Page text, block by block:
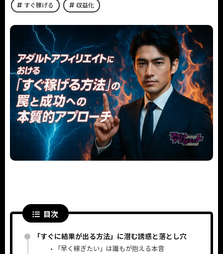
すぐ稼げる 収益化
目次
「すぐに結果が出る方法」に潜む誘惑と落とし穴
「早く稼ぎたい」は誰もが抱える本音